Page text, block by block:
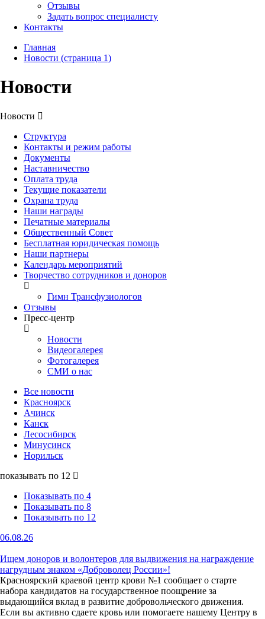
Отзывы
Задать вопрос специалисту
Контакты
Главная
Новости (страница 1)
Новости
Новости
Структура
Контакты и режим работы
Документы
Наставничество
Оплата труда
Текущие показатели
Охрана труда
Наши награды
Печатные материалы
Общественный Совет
Бесплатная юридическая помощь
Наши партнеры
Календарь мероприятий
Творчество сотрудников и доноров
Гимн Трансфузиологов
Отзывы
Пресс-центр
Новости
Видеогалерея
Фотогалерея
СМИ о нас
Все новости
Красноярск
Ачинск
Канск
Лесосибирск
Минусинск
Норильск
показывать по 12
Показывать по 4
Показывать по 8
Показывать по 12
06.08.26
Ищем доноров и волонтеров для выдвижения на награждение
нагрудным знаком «Доброволец России»!
Красноярский краевой центр крови №1 сообщает о старте
набора кандидатов на государственное поощрение за
выдающийся вклад в развитие добровольческого движения.
Если вы активно сдаете кровь или помогаете нашему Центру в